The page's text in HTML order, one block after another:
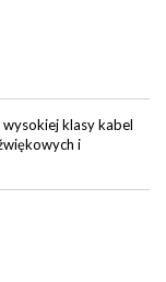
klasy kabel
i